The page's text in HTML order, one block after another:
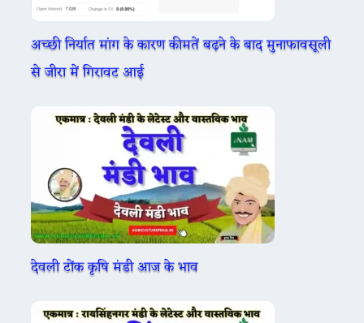
अच्छी निर्यात मांग के कारण कीमतें बढ़ने के बाद मुनाफावसूली
से जीरा में गिरावट आई
देवली टोंक कृषि मंडी आज के भाव